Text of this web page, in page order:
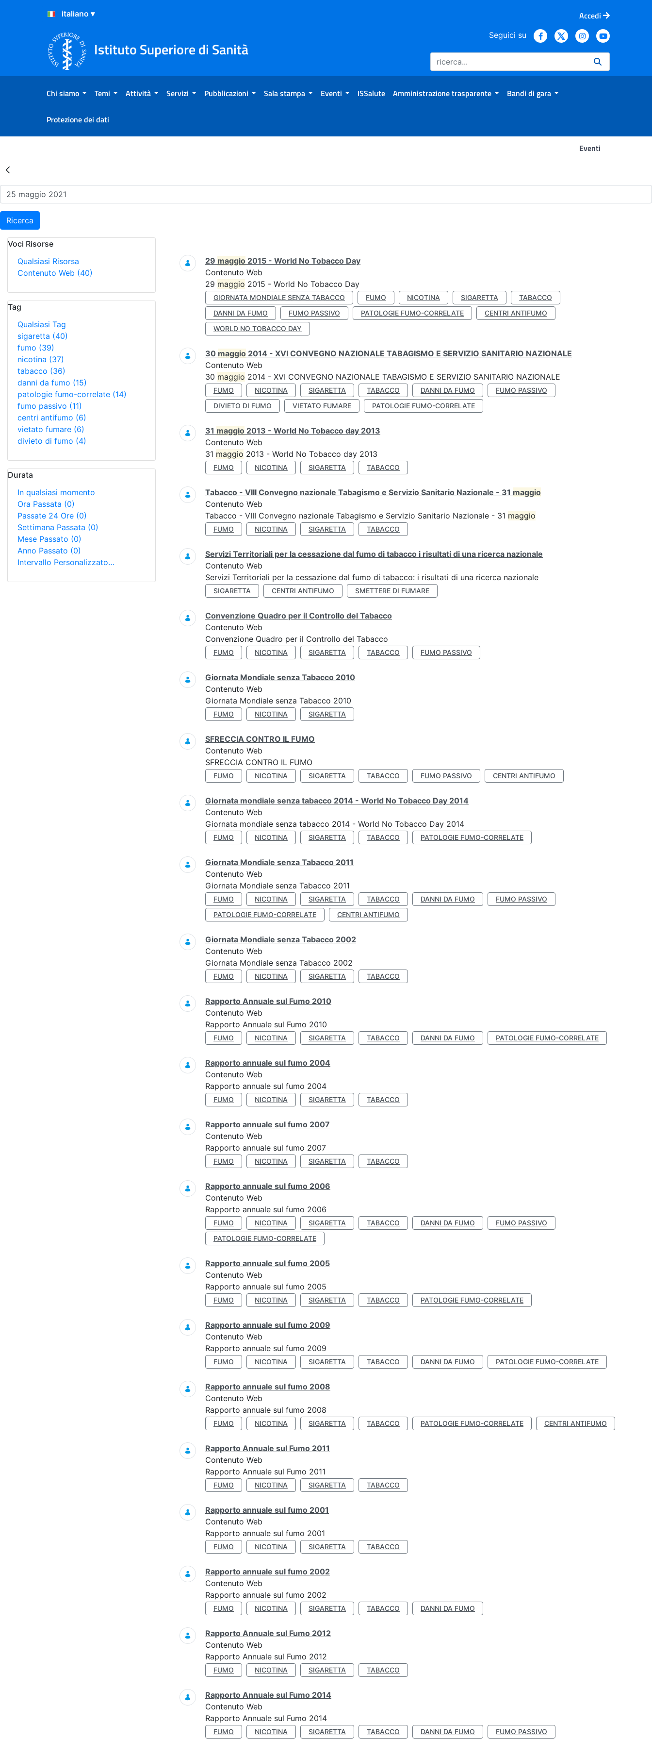
Salta al Contenuto
Salta al Footer
Accedi
Istituto Superiore di Sanità
Seguici su
Chi siamo Temi Attività Servizi Pubblicazioni Sala stampa Eventi ISSalute Amministrazione trasparente Bandi di gara
Protezione dei dati
Eventi
Risultati della Ricerca - Eventi
Ricerca
Voci Risorse
Qualsiasi Risorsa
Contenuto Web (40)
Tag
Qualsiasi Tag
sigaretta (40)
fumo (39)
nicotina (37)
tabacco (36)
danni da fumo (15)
patologie fumo-correlate (14)
fumo passivo (11)
centri antifumo (6)
vietato fumare (6)
divieto di fumo (4)
Durata
In qualsiasi momento
Ora Passata (0)
Passate 24 Ore (0)
Settimana Passata (0)
Mese Passato (0)
Anno Passato (0)
Intervallo Personalizzato…
Ricerca
29 maggio 2015 - World No Tobacco Day
Contenuto Web
29 maggio 2015 - World No Tobacco Day
GIORNATA MONDIALE SENZA TABACCO FUMO NICOTINA SIGARETTA
TABACCO
DANNI DA FUMO
FUMO PASSIVO PATOLOGIE FUMO-CORRELATE
CENTRI ANTIFUMO
WORLD NO TOBACCO DAY
30 maggio 2014 - XVI CONVEGNO NAZIONALE TABAGISMO E SERVIZIO SANITARIO NAZIONALE
Contenuto Web
30 maggio 2014 - XVI CONVEGNO NAZIONALE TABAGISMO E SERVIZIO SANITARIO NAZIONALE
FUMO NICOTINA SIGARETTA TABACCO DANNI DA FUMO
FUMO PASSIVO
DIVIETO DI FUMO
VIETATO FUMARE PATOLOGIE FUMO-CORRELATE
31 maggio 2013 - World No Tobacco day 2013
Contenuto Web
31 maggio 2013 - World No Tobacco day 2013
FUMO NICOTINA SIGARETTA TABACCO
Tabacco - VIII Convegno nazionale Tabagismo e Servizio Sanitario Nazionale - 31 maggio
Contenuto Web
Tabacco - VIII Convegno nazionale Tabagismo e Servizio Sanitario Nazionale - 31 maggio
FUMO NICOTINA SIGARETTA TABACCO
Servizi Territoriali per la cessazione dal fumo di tabacco i risultati di una ricerca nazionale
Contenuto Web
Servizi Territoriali per la cessazione dal fumo di tabacco: i risultati di una ricerca nazionale
SIGARETTA CENTRI ANTIFUMO SMETTERE DI FUMARE
Convenzione Quadro per il Controllo del Tabacco
Contenuto Web
Convenzione Quadro per il Controllo del Tabacco
FUMO NICOTINA SIGARETTA TABACCO FUMO PASSIVO
Giornata Mondiale senza Tabacco 2010
Contenuto Web
Giornata Mondiale senza Tabacco 2010
FUMO NICOTINA SIGARETTA
SFRECCIA CONTRO IL FUMO
Contenuto Web
SFRECCIA CONTRO IL FUMO
FUMO NICOTINA SIGARETTA TABACCO FUMO PASSIVO CENTRI ANTIFUMO
Giornata mondiale senza tabacco 2014 - World No Tobacco Day 2014
Contenuto Web
Giornata mondiale senza tabacco 2014 - World No Tobacco Day 2014
FUMO NICOTINA SIGARETTA TABACCO PATOLOGIE FUMO-CORRELATE
Giornata Mondiale senza Tabacco 2011
Contenuto Web
Giornata Mondiale senza Tabacco 2011
FUMO NICOTINA SIGARETTA TABACCO DANNI DA FUMO
FUMO PASSIVO
PATOLOGIE FUMO-CORRELATE
CENTRI ANTIFUMO
Giornata Mondiale senza Tabacco 2002
Contenuto Web
Giornata Mondiale senza Tabacco 2002
FUMO NICOTINA SIGARETTA TABACCO
Rapporto Annuale sul Fumo 2010
Contenuto Web
Rapporto Annuale sul Fumo 2010
FUMO NICOTINA SIGARETTA TABACCO DANNI DA FUMO PATOLOGIE FUMO-CORRELATE
Rapporto annuale sul fumo 2004
Contenuto Web
Rapporto annuale sul fumo 2004
FUMO NICOTINA SIGARETTA TABACCO
Rapporto annuale sul fumo 2007
Contenuto Web
Rapporto annuale sul fumo 2007
FUMO NICOTINA SIGARETTA TABACCO
Rapporto annuale sul fumo 2006
Contenuto Web
Rapporto annuale sul fumo 2006
FUMO NICOTINA SIGARETTA TABACCO DANNI DA FUMO
FUMO PASSIVO
PATOLOGIE FUMO-CORRELATE
Rapporto annuale sul fumo 2005
Contenuto Web
Rapporto annuale sul fumo 2005
FUMO NICOTINA SIGARETTA TABACCO PATOLOGIE FUMO-CORRELATE
Rapporto annuale sul fumo 2009
Contenuto Web
Rapporto annuale sul fumo 2009
FUMO NICOTINA SIGARETTA TABACCO DANNI DA FUMO PATOLOGIE FUMO-CORRELATE
Rapporto annuale sul fumo 2008
Contenuto Web
Rapporto annuale sul fumo 2008
FUMO NICOTINA SIGARETTA TABACCO PATOLOGIE FUMO-CORRELATE CENTRI ANTIFUMO
Rapporto Annuale sul Fumo 2011
Contenuto Web
Rapporto Annuale sul Fumo 2011
FUMO NICOTINA SIGARETTA TABACCO
Rapporto annuale sul fumo 2001
Contenuto Web
Rapporto annuale sul fumo 2001
FUMO NICOTINA SIGARETTA TABACCO
Rapporto annuale sul fumo 2002
Contenuto Web
Rapporto annuale sul fumo 2002
FUMO NICOTINA SIGARETTA TABACCO DANNI DA FUMO
Rapporto Annuale sul Fumo 2012
Contenuto Web
Rapporto Annuale sul Fumo 2012
FUMO NICOTINA SIGARETTA TABACCO
Rapporto Annuale sul Fumo 2014
Contenuto Web
Rapporto Annuale sul Fumo 2014
FUMO NICOTINA SIGARETTA TABACCO DANNI DA FUMO FUMO PASSIVO